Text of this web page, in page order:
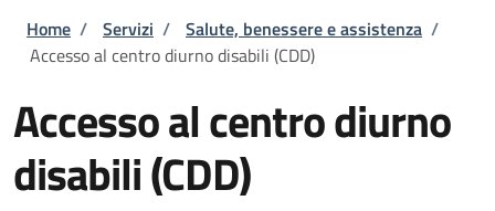
Briciole di pane
Home / Servizi / Salute, benessere e assistenza /
Accesso al centro diurno disabili (CDD)
Accesso al centro diurno
disabili (CDD)